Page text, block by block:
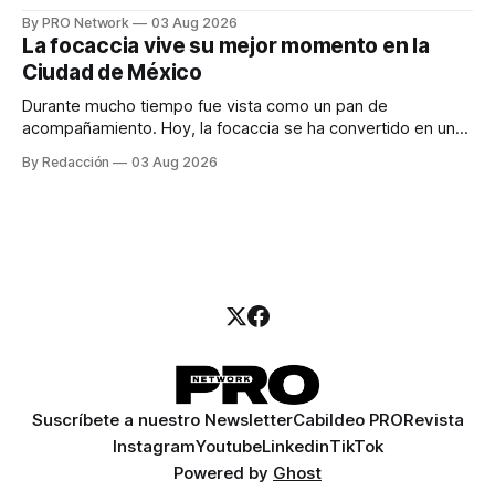
para los textos, alguien que supiera de publicidad digital
para encontrar prospectos, un vendedor para atender
llamadas y mensajes, y —con suerte— una persona
By PRO Network 03 Aug 2026
La focaccia vive su mejor momento en la
Ciudad de México
Durante mucho tiempo fue vista como un pan de
acompañamiento. Hoy, la focaccia se ha convertido en uno
artesanal, ingredientes de calidad y experiencias que
By Redacción 03 Aug 2026
Suscríbete a nuestro NewsletterCabildeo PRORevista
InstagramYoutubeLinkedinTikTok
Powered by Ghost